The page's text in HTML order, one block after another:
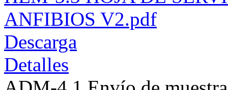
ANFIBIOS V2.pdf
Descarga
Detalles